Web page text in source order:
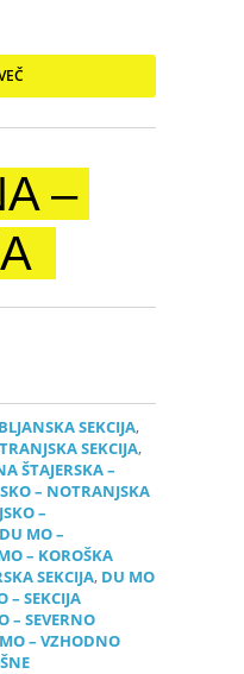
–
SEKCIJA,
SEKCIJA,
ŠTAJERSKA –
– NOTRANJSKA
–
DU MO –
– KOROŠKA
SEKCIJA, DU MO
– SEKCIJA
– SEVERNO
– VZHODNO